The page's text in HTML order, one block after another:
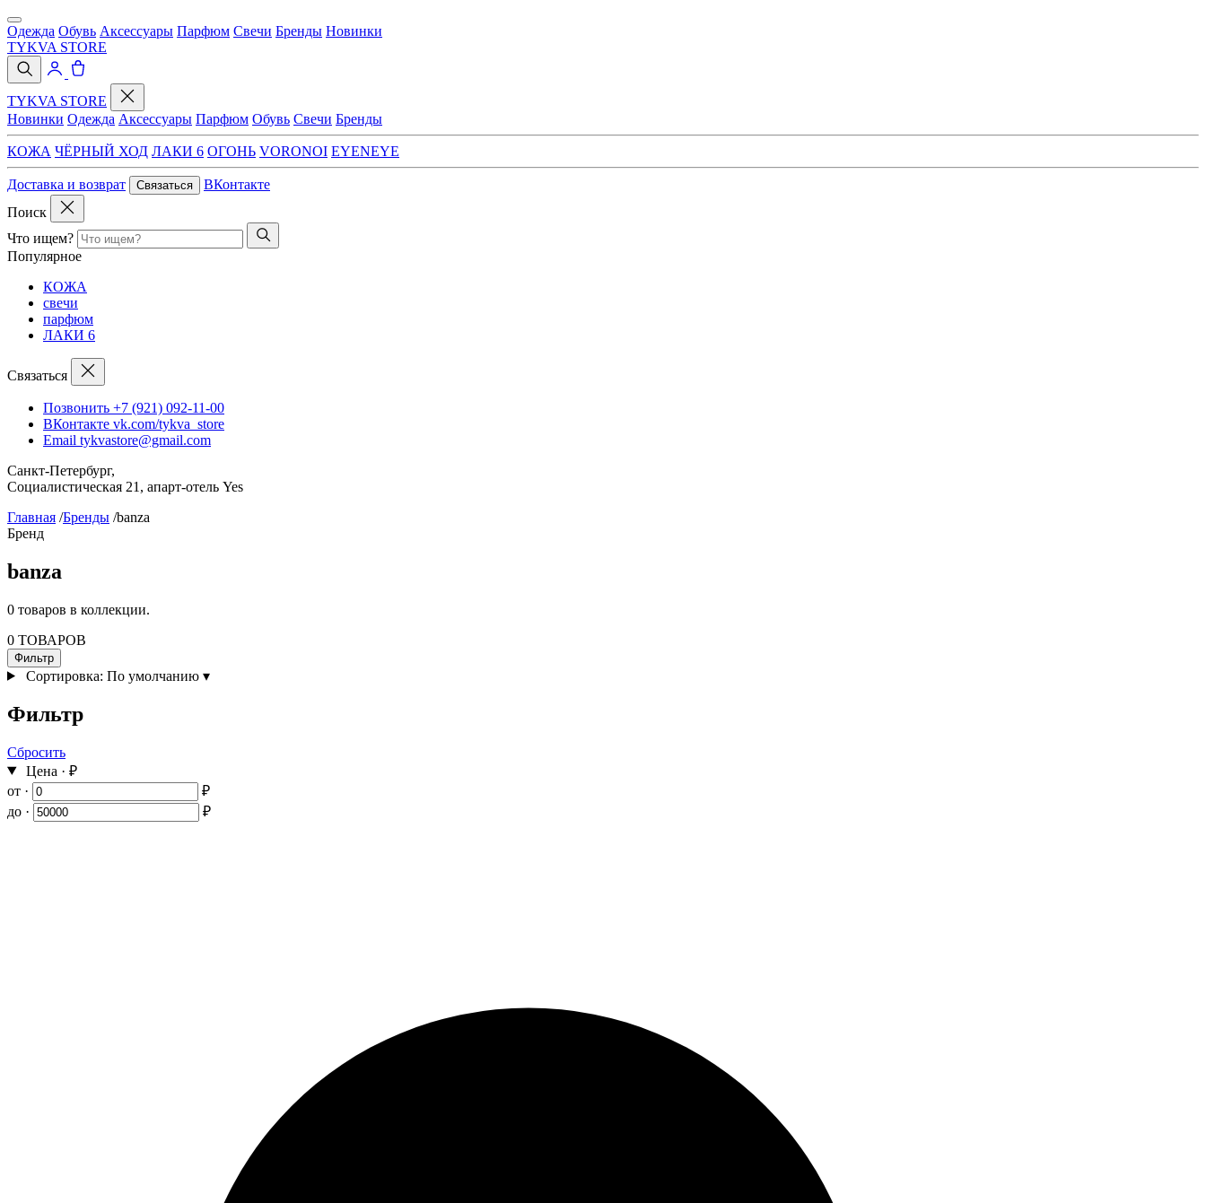
Одежда Обувь Аксессуары Парфюм Свечи Бренды Новинки
TYKVA STORE
TYKVA STORE
Новинки Одежда Аксессуары Парфюм Обувь Свечи Бренды
КОЖА ЧЁРНЫЙ ХОД ЛАКИ 6 ОГОНЬ VORONOI EYENEYE
Доставка и возврат Связаться
ВКонтакте
Поиск
Что ищем?
Популярное
КОЖА
свечи
парфюм
ЛАКИ 6
Связаться
Позвонить +7 (921) 092-11-00
ВКонтакте vk.com/tykva_store
Email tykvastore@gmail.com
Санкт-Петербург,
Социалистическая 21, апарт-отель Yes
Главная /Бренды /banza
Бренд
banza
0 товаров в коллекции.
0 ТОВАРОВ
Фильтр
Сортировка: По умолчанию ▾
Фильтр
Сбросить
Цена · ₽
от ·
₽
до ·
₽